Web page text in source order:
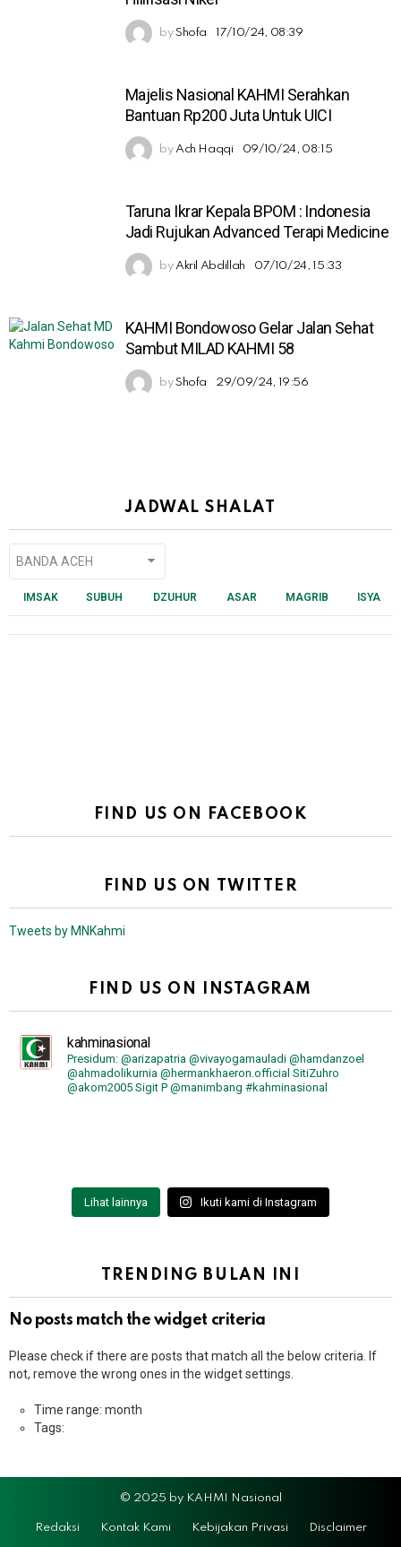
by Shofa 17/10/24, 08:39
Majelis Nasional KAHMI Serahkan
Bantuan Rp200 Juta Untuk UICI
by Ach Haqqi 09/10/24, 08:15
Taruna Ikrar Kepala BPOM : Indonesia
Jadi Rujukan Advanced Terapi Medicine
by Akril Abdillah 07/10/24, 15:33
KAHMI Bondowoso Gelar Jalan Sehat
Sambut MILAD KAHMI 58
by Shofa 29/09/24, 19:56
JADWAL SHALAT
IMSAK SUBUH DZUHUR ASAR MAGRIB ISYA
FIND US ON FACEBOOK
FIND US ON TWITTER
Tweets by MNKahmi
FIND US ON INSTAGRAM
kahminasional
Presidum: @arizapatria @vivayogamauladi @hamdanzoel
@ahmadolikurnia @hermankhaeron.official SitiZuhro
@akom2005 Sigit P @manimbang #kahminasional
Lihat lainnya Ikuti kami di Instagram
TRENDING BULAN INI
No posts match the widget criteria
Please check if there are posts that match all the below criteria. If
not, remove the wrong ones in the widget settings.
Time range: month
Tags:
© 2025 by KAHMI Nasional
Redaksi Kontak Kami Kebijakan Privasi Disclaimer